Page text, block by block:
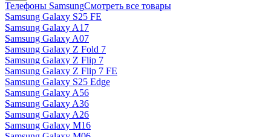
Телефоны SamsungСмотреть все товары
Samsung Galaxy S25 FE
Samsung Galaxy A17
Samsung Galaxy A07
Samsung Galaxy Z Fold 7
Samsung Galaxy Z Flip 7
Samsung Galaxy Z Flip 7 FE
Samsung Galaxy S25 Edge
Samsung Galaxy A56
Samsung Galaxy A36
Samsung Galaxy A26
Samsung Galaxy M16